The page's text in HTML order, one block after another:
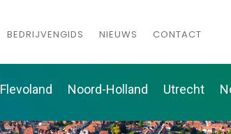
BEDRIJVENGIDS NIEUWS CONTACT
Flevoland Noord-Holland Utrecht